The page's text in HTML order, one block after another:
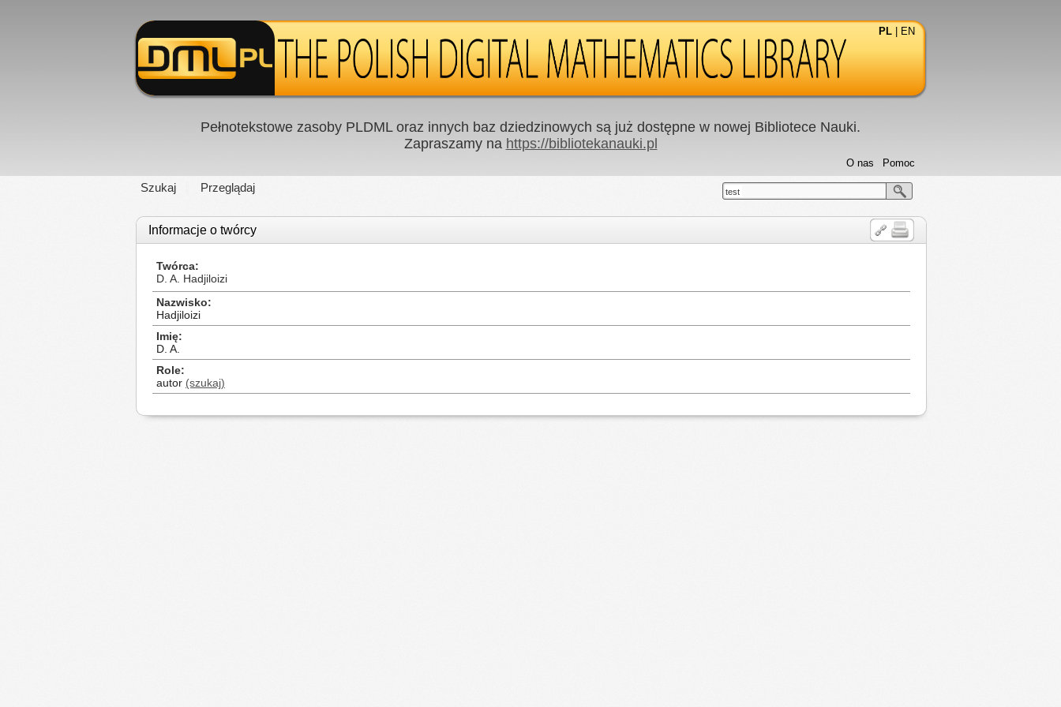
PL EN
Pełnotekstowe zasoby PLDML oraz innych baz dziedzinowych są już dostępne w nowej Bibliotece Nauki.
Zapraszamy na https://bibliotekanauki.pl
Szukaj Przeglądaj
Pomoc
O nas
test
Informacje o twórcy
Twórca
D. A. Hadjiloizi
Nazwisko
Hadjiloizi
Imię
D. A.
Role
autor (szukaj)